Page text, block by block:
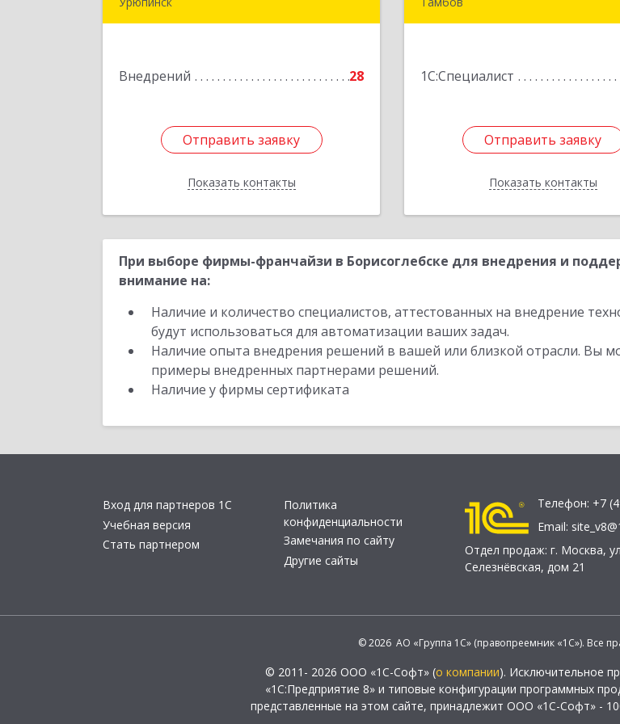
Внедрений 28
Отправить заявку
Показать контакты
Подробнее
Отправить заявку
Назад
1С:Специалист
Отправить заявку
Показать контакты
Отправить заявку
Назад
При выборе фирмы-франчайзи в Борисоглебске для внедрения и
внимание на:
Наличие и количество специалистов, аттестованных на внедрение
будут использоваться для автоматизации ваших задач.
Наличие опыта внедрения решений в вашей или близкой отрасли. Вы
примеры внедренных партнерами решений.
Наличие у фирмы сертификата
Вход для партнеров 1С
Учебная версия
Стать партнером
Политика
конфиденциальности
Замечания по сайту
Другие сайты
Телефон: +7
Email:
Отдел продаж: г. Москва,
Селезнёвская, дом 21
© 2026 АО «Группа 1С» (правопреемник «1С»). Все
© 2011- 2026 ООО «1С-Софт» (о компании). Исключительное
«1С:Предприятие 8» и типовые конфигурации программных
представленные на этом сайте, принадлежит ООО «1С-Софт» -